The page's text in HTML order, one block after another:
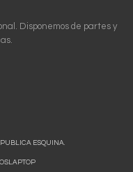
Disponemos de partes y
ESQUINA.